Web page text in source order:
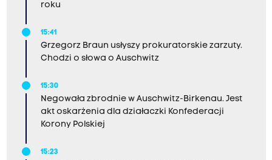
roku
15:41
Grzegorz Braun usłyszy prokuratorskie zarzuty.
Chodzi o słowa o Auschwitz
15:30
Negowała zbrodnie w Auschwitz-Birkenau. Jest
akt oskarżenia dla działaczki Konfederacji
Korony Polskiej
15:23